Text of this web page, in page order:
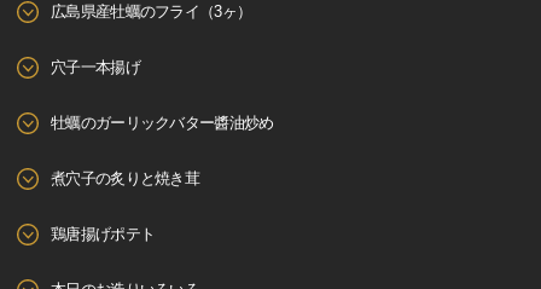
広島県産牡蠣のフライ（3ヶ）
穴子一本揚げ
牡蠣のガーリックバター醬油炒め
煮穴子の炙りと焼き茸
鶏唐揚げポテト